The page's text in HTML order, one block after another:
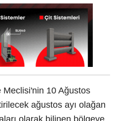
10 Ağustos
ağustos ayı olağan